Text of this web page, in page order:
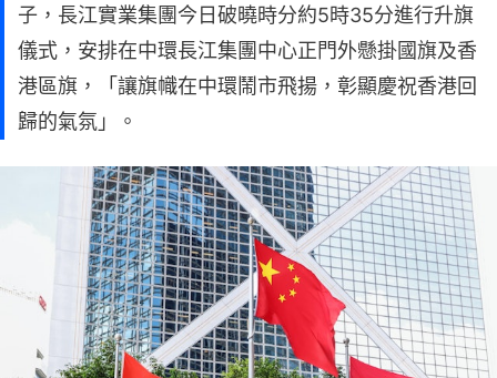
子，長江實業集團今日破曉時分約5時35分進行升旗
儀式，安排在中環長江集團中心正門外懸掛國旗及香
港區旗，「讓旗幟在中環鬧市飛揚，彰顯慶祝香港回
歸的氣氛」。